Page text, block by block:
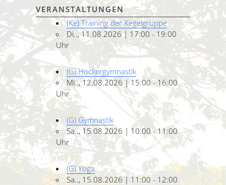
VERANSTALTUNGEN
(Ke) Training der Kegelgruppe
Di.., 11.08.2026 | 17:00 - 19:00
Uhr
(G) Hockergymnastik
Mi.., 12.08.2026 | 15:00 - 16:00
Uhr
(G) Gymnastik
Sa.., 15.08.2026 | 10:00 - 11:00
Uhr
(G) Yoga
Sa.., 15.08.2026 | 11:00 - 12:00